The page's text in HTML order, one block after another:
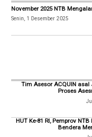
November 2025 NTB
Senin, 1 Desember 2025
Tim Asesor ACQUIN
Proses
HUT Ke-81 RI, Pemprov
Bendera